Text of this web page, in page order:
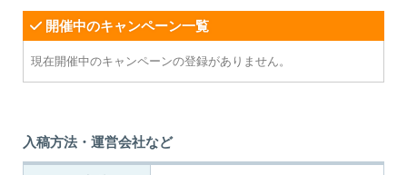
開催中のキャンペーン一覧
現在開催中のキャンペーンの登録がありません。
入稿方法・運営会社など